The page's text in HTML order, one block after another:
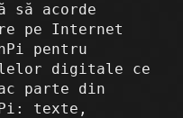
să acorde
pe Internet
pentru
digitale ce
parte din
texte,